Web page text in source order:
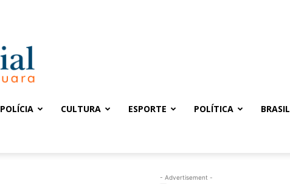
POLÍCIA CULTURA ESPORTE POLÍTICA BRASIL
- Advertisement -